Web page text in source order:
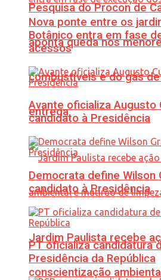
Pesquisa do Procon de
aponta queda nos
combustíveis e do gás
entrega
Jardim Paulista recebe
conscientização
Nova ponte entre os
Botânico entra em fase
acessos
Avante oficializa Augusto
candidato à Presidência
Democrata define Wilson
candidato à Presidência
PT oficializa candidatura
Presidência da República